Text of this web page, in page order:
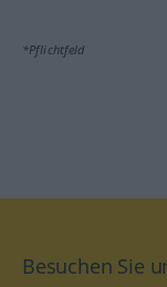
*Pflichtfeld
Besuchen Sie